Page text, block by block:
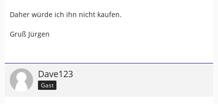
Daher würde ich ihn nicht kaufen.
Gruß Jürgen
Dave123
Gast